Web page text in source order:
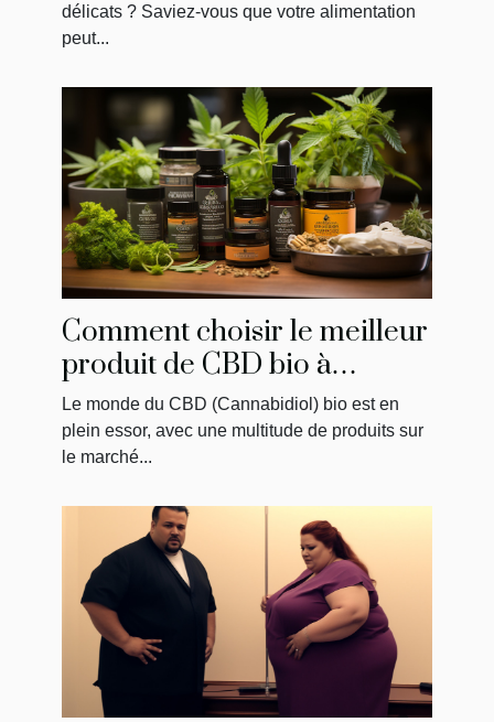
délicats ? Saviez-vous que votre alimentation
peut...
Comment choisir le meilleur
produit de CBD bio à
acheter
Le monde du CBD (Cannabidiol) bio est en
plein essor, avec une multitude de produits sur
le marché...